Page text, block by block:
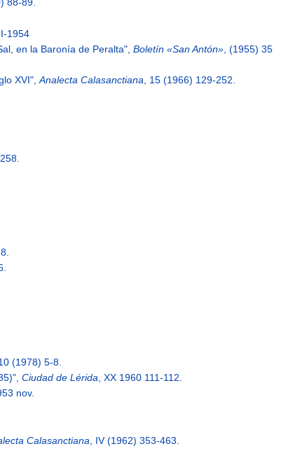
1954
en la Baronía de Peralta",Boletín «San Antón», (1955) 35
XVI",Analecta Calasanctiana , 15 (1966) 129-252.
(1978) 5-8.
Ciudad de Lérida , XX 1960 111-112.
nov.
Calasanctiana , IV (1962) 353-463.